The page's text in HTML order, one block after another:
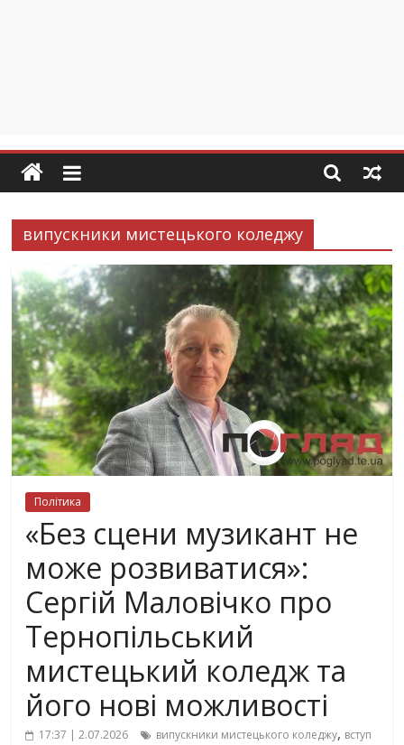
випускники мистецького коледжу
Політика
«Без сцени музикант не
може розвиватися»:
Сергій Маловічко про
Тернопільський
мистецький коледж та
його нові можливості
17:37 | 2.07.2026 випускники мистецького коледжу, вступ